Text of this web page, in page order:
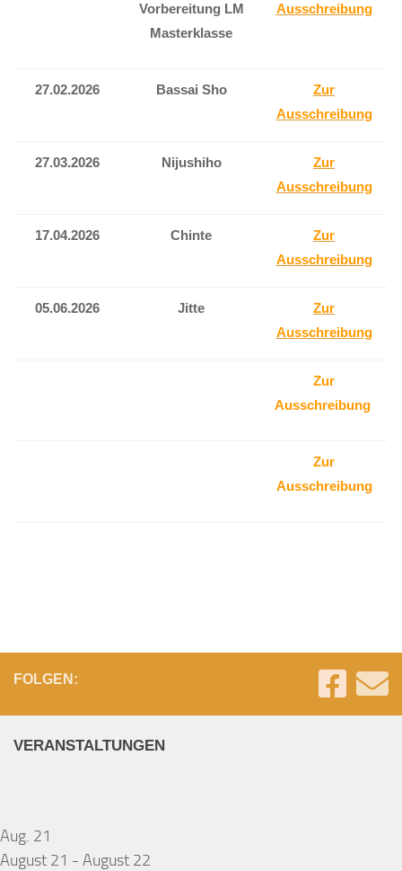
Vorbereitung LM
Masterklasse
Ausschreibung
27.02.2026 Bassai Sho
Zur
Ausschreibung
27.03.2026 Nijushiho Zur
Ausschreibung
17.04.2026 Chinte
Zur
Ausschreibung
05.06.2026 Jitte
Zur
Ausschreibung
Zur
Ausschreibung
Zur
Ausschreibung
FOLGEN:
VERANSTALTUNGEN
Aug. 21
August 21 - August 22